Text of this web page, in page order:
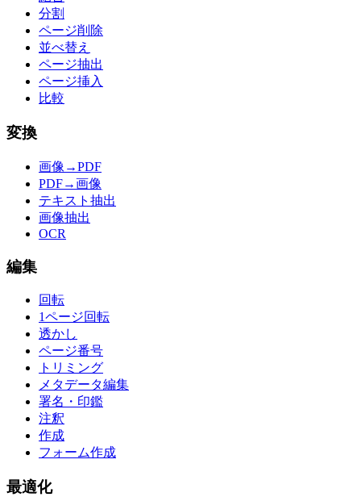
分割
ページ削除
並べ替え
ページ抽出
ページ挿入
比較
変換
画像→PDF
PDF→画像
テキスト抽出
画像抽出
OCR
編集
回転
1ページ回転
透かし
ページ番号
トリミング
メタデータ編集
署名・印鑑
注釈
作成
フォーム作成
最適化